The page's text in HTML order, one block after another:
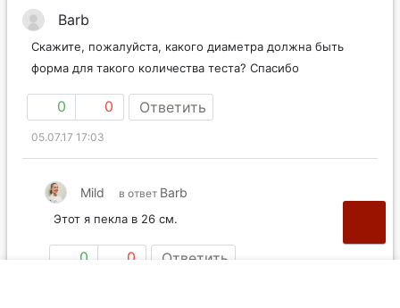
Barb
Скажите, пожалуйста, какого диаметра должна быть
форма для такого количества теста? Спасибо
0 0 Ответить
05.07.17 17:03
Mild в ответ Barb
Этот я пекла в 26 см.
0 0 Ответить